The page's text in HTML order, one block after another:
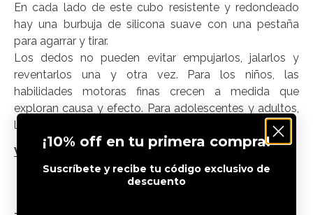
En cada lado de este cubo resistente y redondeado
hay una burbuja de silicona suave con una pestaña
para agarrar y tirar.
Los dedos no pueden evitar empujarlos, jalarlos y
reventarlos una y otra vez. Para los niños, las
habilidades motoras finas crecen a medida que
exploran causa y efecto. Para adolescentes y adultos,
las manos están cautivadas y la mente está tranquila.
Características
Ver más
¡10% off en tu primera compra!
Suscríbete y recibe tu código exclusivo de
descuento